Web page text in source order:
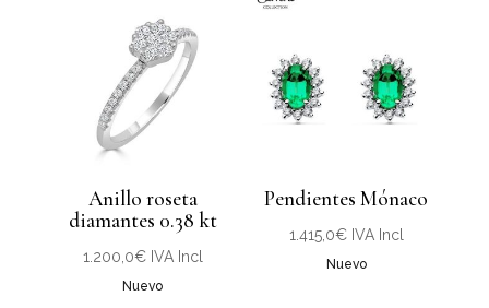
Anillo roseta
diamantes 0.38 kt
1.200,0€ IVA Incl
Nuevo
Pendientes Mónaco
1.415,0€ IVA Incl
Nuevo